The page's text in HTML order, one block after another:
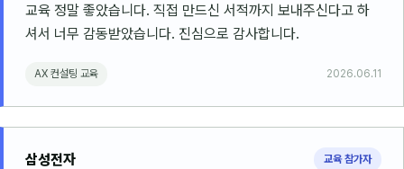
AI입문
AI툴
미팅·보고
교육 정말 좋았습니다. 직접 만드신 서적까지 보내주신다고 하
셔서 너무 감동받았습니다. 진심으로 감사합니다.
AX 컨설팅 교육 2026.06.11
삼성전자 교육 참가자